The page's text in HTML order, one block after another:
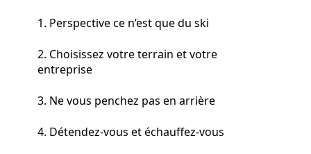
1. Perspective ce n’est que du ski
2. Choisissez votre terrain et votre
entreprise
3. Ne vous penchez pas en arrière
4. Détendez-vous et échauffez-vous